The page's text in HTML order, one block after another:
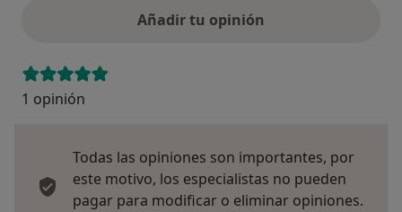
Añadir tu opinión
1 opinión
Todas las opiniones son importantes, por
este motivo, los especialistas no pueden
pagar para modificar o eliminar opiniones.